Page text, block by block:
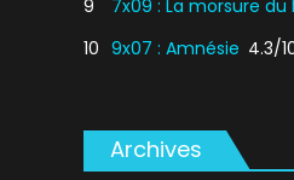
9
7x09 : La morsure du
10 9x07 : Amnésie 4.3/
Archives